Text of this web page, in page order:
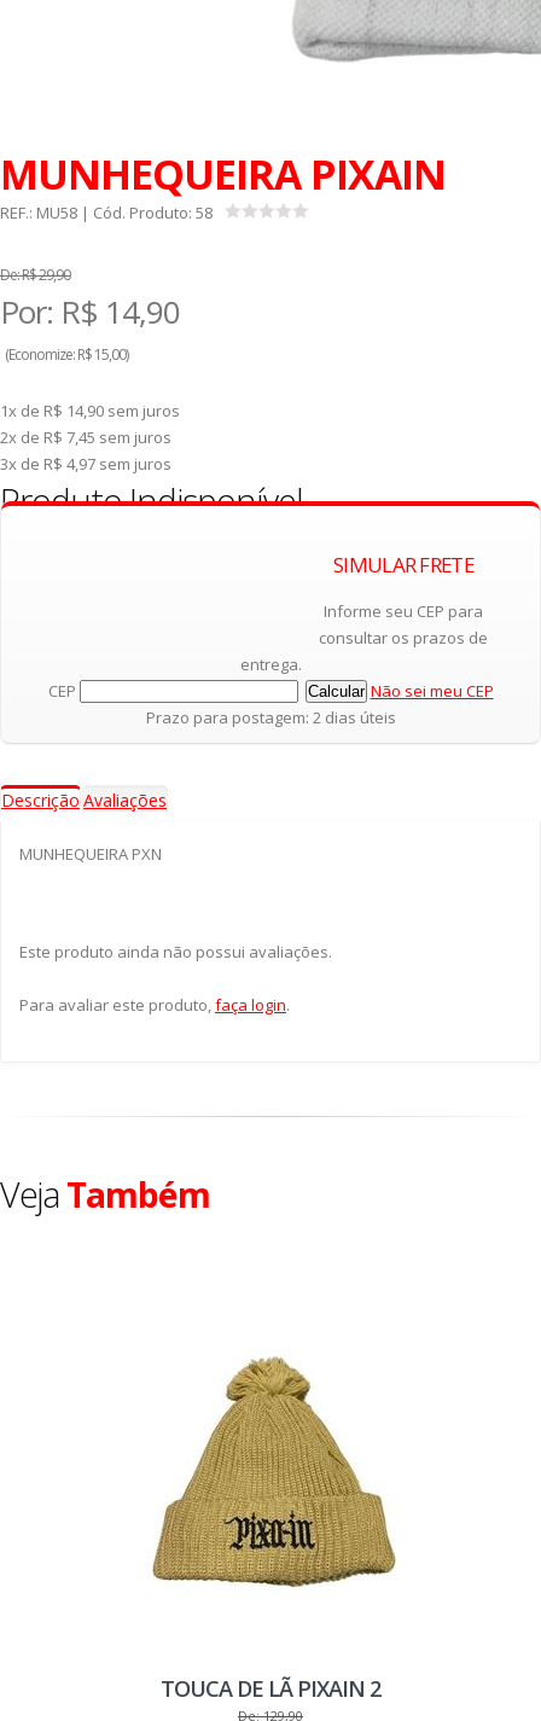
MUNHEQUEIRA PIXAIN
REF.: MU58 | Cód. Produto: 58
De:R$ 29,90
Por: R$ 14,90
(Economize:R$ 15,00)
1x de R$ 14,90 sem juros
2x de R$ 7,45 sem juros
3x de R$ 4,97 sem juros
Produto Indisponível
SIMULAR FRETE
Informe seu CEP para
consultar os prazos de
entrega.
CEP
Não sei meu CEP
Prazo para postagem: 2 dias úteis
Descrição Avaliações
MUNHEQUEIRA PXN
Este produto ainda não possui avaliações.
Para avaliar este produto, faça login.
VejaTambém
TOUCA DE LÃ PIXAIN 2
De: 129,90